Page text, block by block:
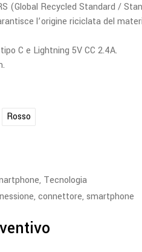
(Global Recycled Standard /
l’origine riciclata del
C e Lightning 5V CC 2.4A.
Rosso
, Tecnologia
, connettore, smartphone